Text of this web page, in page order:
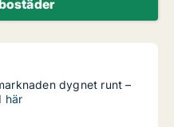
dygnet runt –
här